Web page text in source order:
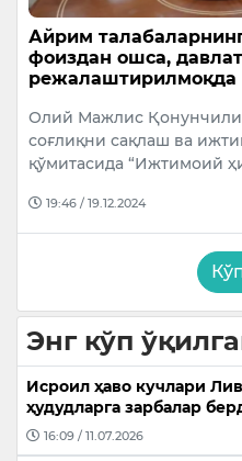
Айрим
фоиздан ошса,
режалаштирилмоқда
Олий Мажлис
соғлиқни сақлаш ва
қўмитасида “Ижтимоий
19:46 / 19.12.2024
Энг кўп
Исроил ҳаво кучлари
ҳудудларга зарбалар
16:09 / 11.07.2026